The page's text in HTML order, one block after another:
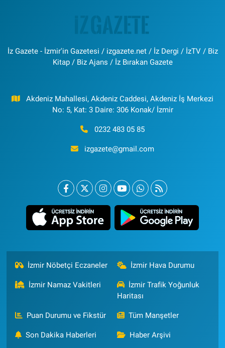
İz Gazete - İzmir'in Gazetesi / izgazete.net / İz Dergi / İzTV / Biz
Kitap / Biz Ajans / İz Bırakan Gazete
Akdeniz Mahallesi, Akdeniz Caddesi, Akdeniz İş Merkezi
No: 5, Kat: 3 Daire: 306 Konak/ İzmir
0232 483 05 85
izgazete@gmail.com
İzmir Nöbetçi Eczaneler İzmir Hava Durumu
İzmir Namaz Vakitleri
İzmir Trafik Yoğunluk
Haritası
Puan Durumu ve Fikstür Tüm Manşetler
Son Dakika Haberleri Haber Arşivi